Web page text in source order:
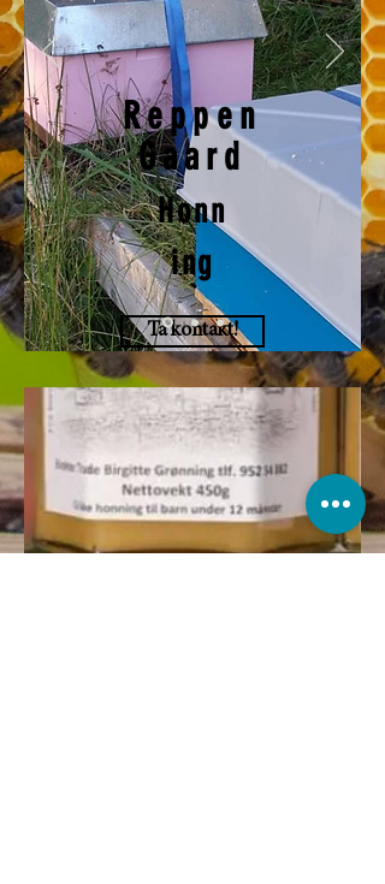
Reppen
Gaard
Honn
ing
Ta kontakt!